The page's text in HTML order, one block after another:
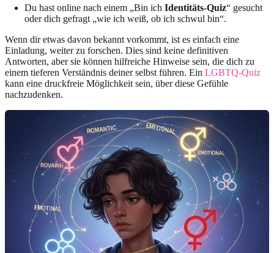
Du hast online nach einem „Bin ich Identitäts-Quiz“ gesucht
oder dich gefragt „wie ich weiß, ob ich schwul bin“.
Wenn dir etwas davon bekannt vorkommt, ist es einfach eine
Einladung, weiter zu forschen. Dies sind keine definitiven
Antworten, aber sie können hilfreiche Hinweise sein, die dich zu
einem tieferen Verständnis deiner selbst führen. Ein LGBTQ-Quiz
kann eine druckfreie Möglichkeit sein, über diese Gefühle
nachzudenken.